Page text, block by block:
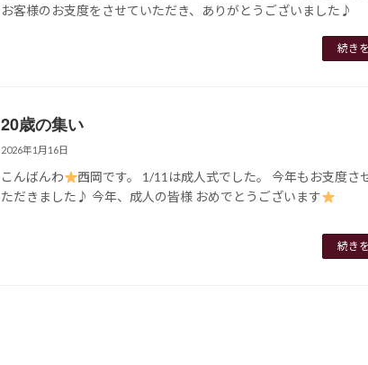
お客様のお支度をさせていただき、ありがとうございました♪
続き
20歳の集い
2026年1月16日
こんばんわ
西岡です。 1/11は成人式でした。 今年もお支度さ
ただきました♪ 今年、成人の皆様 おめでとうございます
続き